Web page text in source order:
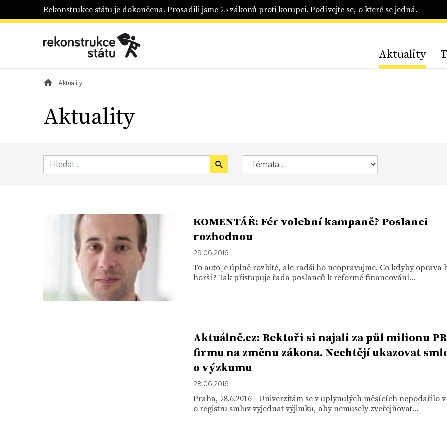
Rekonstrukce státu je dokončena. Prosadili jsme25 zákonůproti korupci. Podívejte se, o které se jedná.
Aktuality
Aktuality
Aktuality
KOMENTÁŘ: Fér volební kampaně? Poslanci
rozhodnou
29. 06. 2016
To auto je úplně rozbité, ale radši ho neopravujme. Co kdyby oprava
horší? Tak přistupuje řada poslanců k reformě financování...
Aktuálně.cz: Rektoři si najali za půl milionu PR
firmu na změnu zákona. Nechtějí ukazovat
o výzkumu
28. 06. 2016
Praha, 28.6.2016 - Univerzitám se v uplynulých měsících nepodařilo
o registru smluv vyjednat výjimku, aby nemusely zveřejňovat...